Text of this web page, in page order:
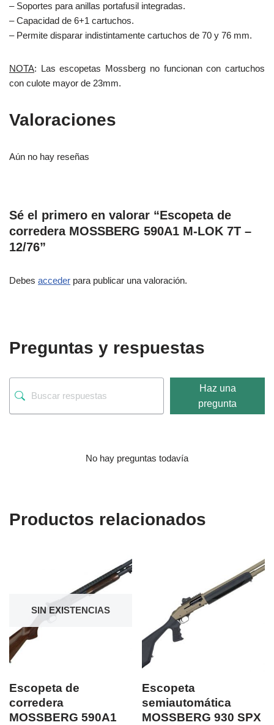
– Soportes para anillas portafusil integradas.
– Capacidad de 6+1 cartuchos.
– Permite disparar indistintamente car­tuchos de 70 y 76 mm.
NOTA: Las escopetas Mossberg no funcionan con cartuchos
con culote mayor de 23mm.
Valoraciones
Aún no hay reseñas
Sé el primero en valorar “Escopeta de
corredera MOSSBERG 590A1 M-LOK 7T –
12/76”
Debes acceder para publicar una valoración.
Preguntas y respuestas
Haz una
pregunta
No hay preguntas todavía
Productos relacionados
SIN EXISTENCIAS
Escopeta de
corredera
MOSSBERG 590A1
Escopeta
semiautomática
MOSSBERG 930 SPX